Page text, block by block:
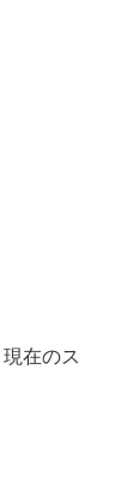
在のス